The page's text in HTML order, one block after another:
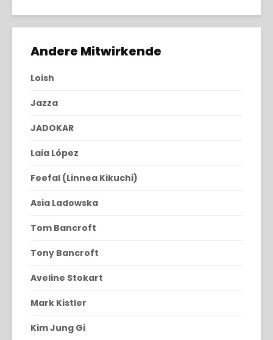
Andere Mitwirkende
Loish
Jazza
JADOKAR
Laia López
Feefal (Linnea Kikuchi)
Asia Ladowska
Tom Bancroft
Tony Bancroft
Aveline Stokart
Mark Kistler
Kim Jung Gi